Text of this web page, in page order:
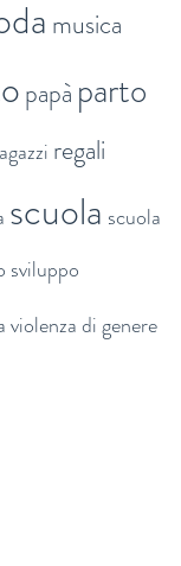
musica
papà parto
regali
scuola scuola
sviluppo
violenza di genere